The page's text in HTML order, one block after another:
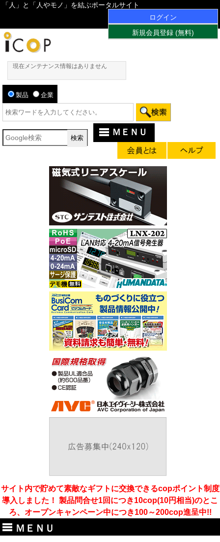
「人」と「人やモノ」を結ぶポータルサイト
ログイン
新規会員登録 (無料)
現在メンテナンス情報はありません
製品 企業
ＭＥＮＵ
サイト内で貯めて素敵なギフトに交換できるcopポイント制度
導入しました！ 製品問合せ1回につき10cop(10円相当)のとこ
ろ、オープンキャンペーン中につき100～200cop進呈中!!
ＭＥＮＵ